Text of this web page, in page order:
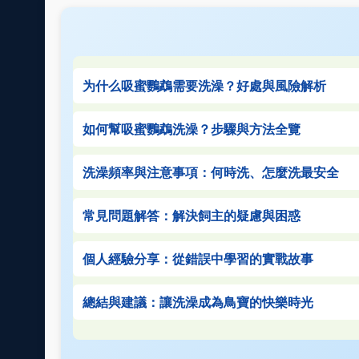
为什么吸蜜鸚鵡需要洗澡？好處與風險解析
如何幫吸蜜鸚鵡洗澡？步驟與方法全覽
洗澡頻率與注意事項：何時洗、怎麼洗最安全
常見問題解答：解決飼主的疑慮與困惑
個人經驗分享：從錯誤中學習的實戰故事
總結與建議：讓洗澡成為鳥寶的快樂時光